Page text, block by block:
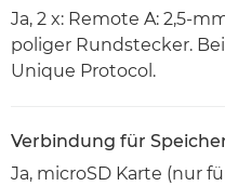
Ja, 2 x: Remote A: 2,5-
poliger Rundstecker.
Unique Protocol.
Verbindung für
Ja, microSD Karte (nur